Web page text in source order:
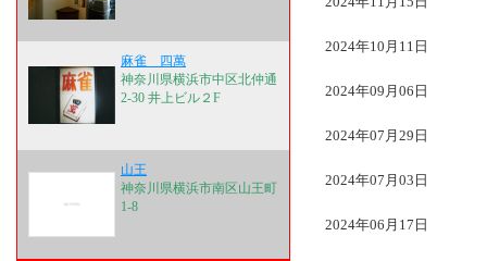
麻雀 四萬
神奈川県横浜市中区北仲通
2-30 井上ビル２F
山王
神奈川県横浜市南区山王町
1-8
2024年10月11日
2024年09月06日
2024年07月29日
2024年07月03日
2024年06月17日